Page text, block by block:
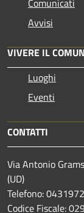
Avvisi
VIVERE IL
Luoghi
Eventi
CONTATTI
Via Antonio
(UD)
Telefono:
Codice Fiscale: